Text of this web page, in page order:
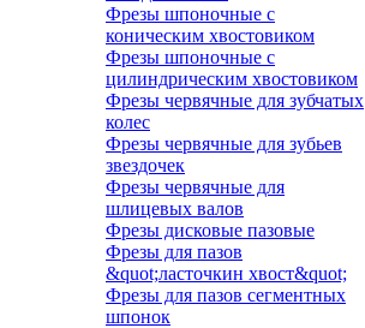
Фрезы шпоночные с
коническим хвостовиком
Фрезы шпоночные с
цилиндрическим хвостовиком
Фрезы червячные для зубчатых
колес
Фрезы червячные для зубьев
звездочек
Фрезы червячные для
шлицевых валов
Фрезы дисковые пазовые
Фрезы для пазов
&quot;ласточкин хвост&quot;
Фрезы для пазов сегментных
шпонок